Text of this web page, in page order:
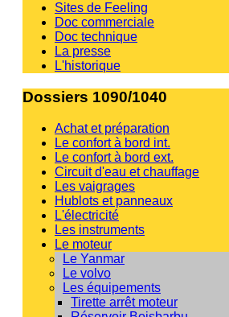
Sites de Feeling
Doc commerciale
Doc technique
La presse
L'historique
Dossiers 1090/1040
Achat et préparation
Le confort à bord int.
Le confort à bord ext.
Circuit d'eau et chauffage
Les vaigrages
Hublots et panneaux
L'électricité
Les instruments
Le moteur
Le Yanmar
Le volvo
Les équipements
Tirette arrêt moteur